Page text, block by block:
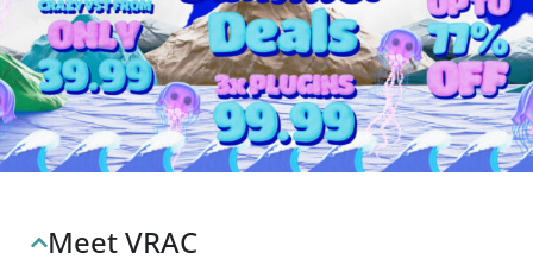
Meet VRAC